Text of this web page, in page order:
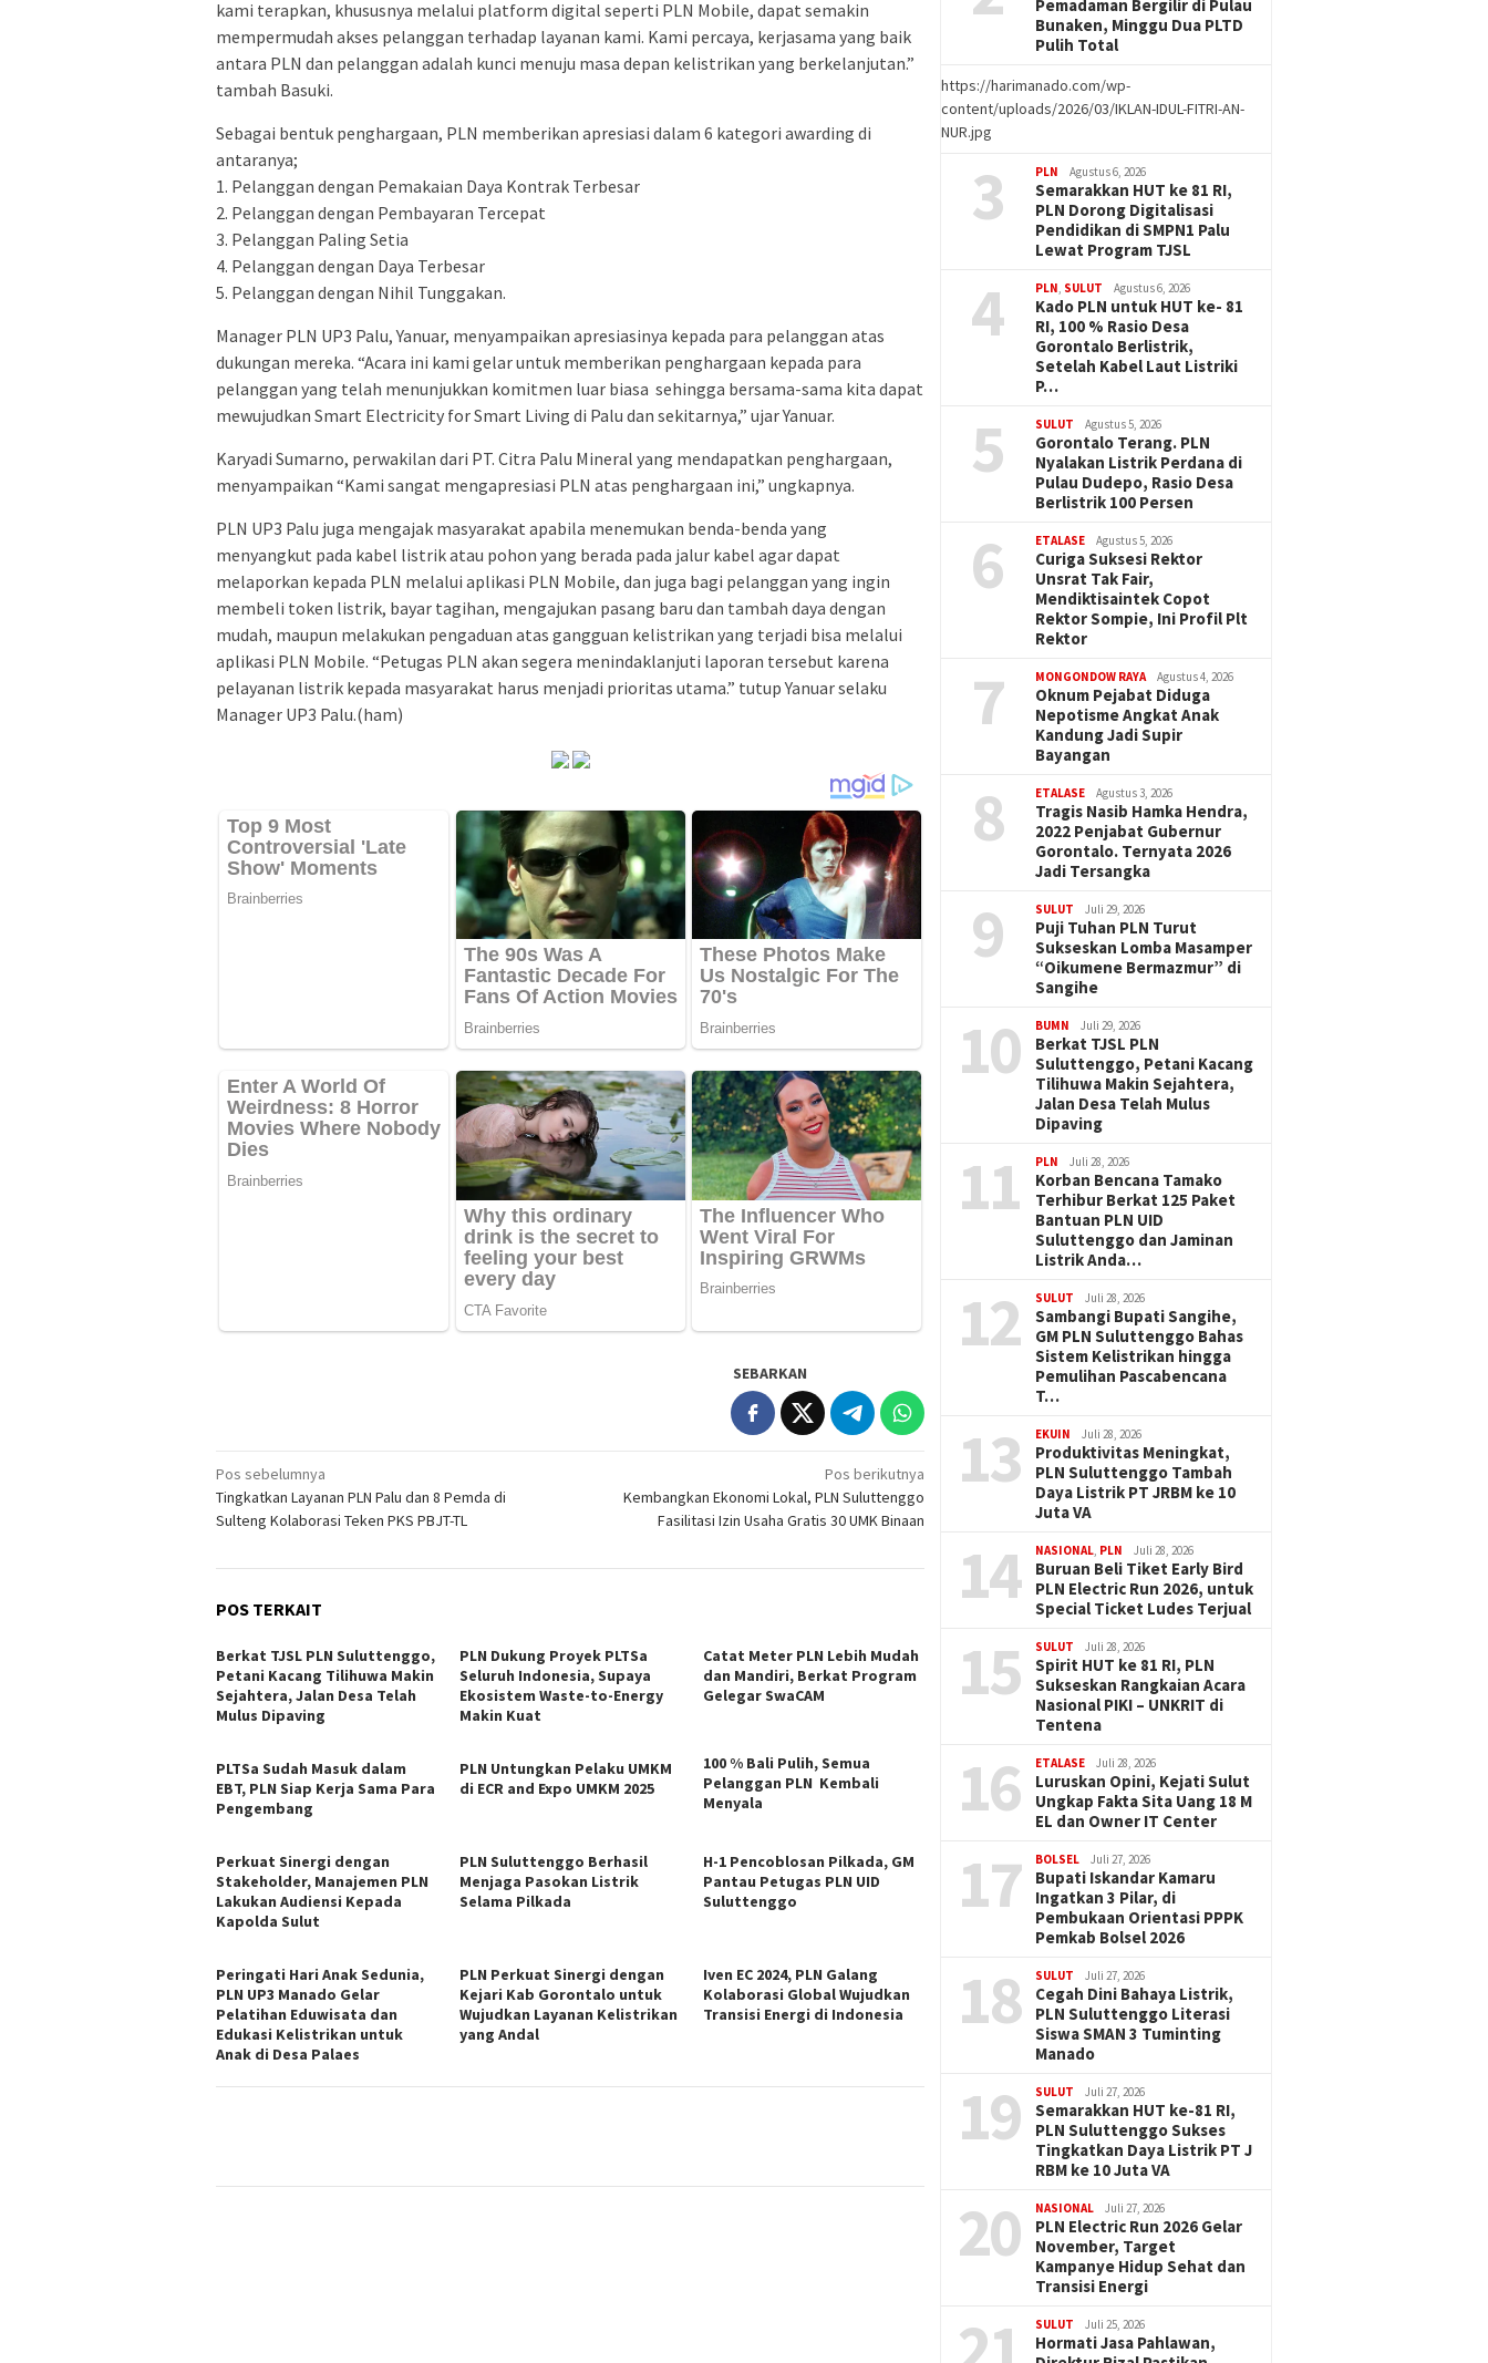
kami terapkan, khususnya melalui platform digital seperti PLN Mobile, dapat semakin
mempermudah akses pelanggan terhadap layanan kami. Kami percaya, kerjasama yang baik
antara PLN dan pelanggan adalah kunci menuju masa depan kelistrikan yang berkelanjutan.”
tambah Basuki.
Sebagai bentuk penghargaan, PLN memberikan apresiasi dalam 6 kategori awarding di
antaranya;
1. Pelanggan dengan Pemakaian Daya Kontrak Terbesar
2. Pelanggan dengan Pembayaran Tercepat
3. Pelanggan Paling Setia
4. Pelanggan dengan Daya Terbesar
5. Pelanggan dengan Nihil Tunggakan.
Manager PLN UP3 Palu, Yanuar, menyampaikan apresiasinya kepada para pelanggan atas
dukungan mereka. “Acara ini kami gelar untuk memberikan penghargaan kepada para
pelanggan yang telah menunjukkan komitmen luar biasa sehingga bersama-sama kita dapat
mewujudkan Smart Electricity for Smart Living di Palu dan sekitarnya,” ujar Yanuar.
Karyadi Sumarno, perwakilan dari PT. Citra Palu Mineral yang mendapatkan penghargaan,
menyampaikan “Kami sangat mengapresiasi PLN atas penghargaan ini,” ungkapnya.
PLN UP3 Palu juga mengajak masyarakat apabila menemukan benda-benda yang
menyangkut pada kabel listrik atau pohon yang berada pada jalur kabel agar dapat
melaporkan kepada PLN melalui aplikasi PLN Mobile, dan juga bagi pelanggan yang ingin
membeli token listrik, bayar tagihan, mengajukan pasang baru dan tambah daya dengan
mudah, maupun melakukan pengaduan atas gangguan kelistrikan yang terjadi bisa melalui
aplikasi PLN Mobile. “Petugas PLN akan segera menindaklanjuti laporan tersebut karena
pelayanan listrik kepada masyarakat harus menjadi prioritas utama.” tutup Yanuar selaku
Manager UP3 Palu.(ham)
SEBARKAN
Navigasi
pos
Pos sebelumnya
Tingkatkan Layanan PLN Palu dan 8 Pemda di
Sulteng Kolaborasi Teken PKS PBJT-TL
Pos berikutnya
Kembangkan Ekonomi Lokal, PLN Suluttenggo
Fasilitasi Izin Usaha Gratis 30 UMK Binaan
POS TERKAIT
Berkat TJSL PLN Suluttenggo,
Petani Kacang Tilihuwa Makin
Sejahtera, Jalan Desa Telah
Mulus Dipaving
PLN Dukung Proyek PLTSa
Seluruh Indonesia, Supaya
Ekosistem Waste-to-Energy
Makin Kuat
Catat Meter PLN Lebih Mudah
dan Mandiri, Berkat Program
Gelegar SwaCAM
PLTSa Sudah Masuk dalam
EBT, PLN Siap Kerja Sama Para
Pengembang
PLN Untungkan Pelaku UMKM
di ECR and Expo UMKM 2025
100 % Bali Pulih, Semua
Pelanggan PLN Kembali
Menyala
Perkuat Sinergi dengan
Stakeholder, Manajemen PLN
Lakukan Audiensi Kepada
Kapolda Sulut
PLN Suluttenggo Berhasil
Menjaga Pasokan Listrik
Selama Pilkada
H-1 Pencoblosan Pilkada, GM
Pantau Petugas PLN UID
Suluttenggo
Peringati Hari Anak Sedunia,
PLN UP3 Manado Gelar
Pelatihan Eduwisata dan
Edukasi Kelistrikan untuk
Anak di Desa Palaes
PLN Perkuat Sinergi dengan
Kejari Kab Gorontalo untuk
Wujudkan Layanan Kelistrikan
yang Andal
Iven EC 2024, PLN Galang
Kolaborasi Global Wujudkan
Transisi Energi di Indonesia
Pemadaman Bergilir di Pulau
Bunaken, Minggu Dua PLTD
Pulih Total
https://harimanado.com/wp-
content/uploads/2026/03/IKLAN-IDUL-FITRI-AN-
NUR.jpg
3 PLN Agustus 6, 2026
Semarakkan HUT ke 81 RI,
PLN Dorong Digitalisasi
Pendidikan di SMPN1 Palu
Lewat Program TJSL
4 PLN SULUT Agustus 6, 2026
Kado PLN untuk HUT ke- 81
RI, 100 % Rasio Desa
Gorontalo Berlistrik,
Setelah Kabel Laut Listriki
P…
5 SULUT Agustus 5, 2026
Gorontalo Terang. PLN
Nyalakan Listrik Perdana di
Pulau Dudepo, Rasio Desa
Berlistrik 100 Persen
6 ETALASE Agustus 5, 2026
Curiga Suksesi Rektor
Unsrat Tak Fair,
Mendiktisaintek Copot
Rektor Sompie, Ini Profil Plt
Rektor
7 MONGONDOW RAYA Agustus 4, 2026
Oknum Pejabat Diduga
Nepotisme Angkat Anak
Kandung Jadi Supir
Bayangan
8 ETALASE Agustus 3, 2026
Tragis Nasib Hamka Hendra,
2022 Penjabat Gubernur
Gorontalo. Ternyata 2026
Jadi Tersangka
9 SULUT Juli 29, 2026
Puji Tuhan PLN Turut
Sukseskan Lomba Masamper
“Oikumene Bermazmur” di
Sangihe
10 BUMN Juli 29, 2026
Berkat TJSL PLN
Suluttenggo, Petani Kacang
Tilihuwa Makin Sejahtera,
Jalan Desa Telah Mulus
Dipaving
11 PLN Juli 28, 2026
Korban Bencana Tamako
Terhibur Berkat 125 Paket
Bantuan PLN UID
Suluttenggo dan Jaminan
Listrik Anda…
12 SULUT Juli 28, 2026
Sambangi Bupati Sangihe,
GM PLN Suluttenggo Bahas
Sistem Kelistrikan hingga
Pemulihan Pascabencana
T…
13 EKUIN Juli 28, 2026
Produktivitas Meningkat,
PLN Suluttenggo Tambah
Daya Listrik PT JRBM ke 10
Juta VA
14 NASIONAL PLN Juli 28, 2026
Buruan Beli Tiket Early Bird
PLN Electric Run 2026, untuk
Special Ticket Ludes Terjual
15 SULUT Juli 28, 2026
Spirit HUT ke 81 RI, PLN
Sukseskan Rangkaian Acara
Nasional PIKI – UNKRIT di
Tentena
16 ETALASE Juli 28, 2026
Luruskan Opini, Kejati Sulut
Ungkap Fakta Sita Uang 18 M
EL dan Owner IT Center
17 BOLSEL Juli 27, 2026
Bupati Iskandar Kamaru
Ingatkan 3 Pilar, di
Pembukaan Orientasi PPPK
Pemkab Bolsel 2026
18 SULUT Juli 27, 2026
Cegah Dini Bahaya Listrik,
PLN Suluttenggo Literasi
Siswa SMAN 3 Tuminting
Manado
19 SULUT Juli 27, 2026
Semarakkan HUT ke-81 RI,
PLN Suluttenggo Sukses
Tingkatkan Daya Listrik PT J
RBM ke 10 Juta VA
20 NASIONAL Juli 27, 2026
PLN Electric Run 2026 Gelar
November, Target
Kampanye Hidup Sehat dan
Transisi Energi
SULUT Juli 25, 2026
Hormati Jasa Pahlawan,